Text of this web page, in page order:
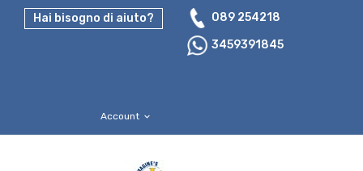
Hai bisogno di aiuto?
089 254218
3459391845
Account expand_more